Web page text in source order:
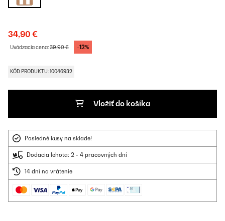
34,90 €
Uvádzacia cena:39,90 € -12%
KÓD PRODUKTU: 10046932
Vložiť do košíka
Posledné kusy na sklade!
Dodacia lehota: 2 - 4 pracovných dní
14 dní na vrátenie